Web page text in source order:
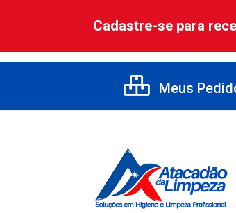
Cadastre-se para
Meus